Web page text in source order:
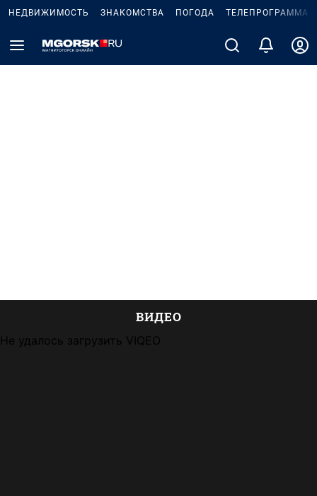
НЕДВИЖИМОСТЬ ЗНАКОМСТВА ПОГОДА ТЕЛЕПРОГРАММА
ВИДЕО
Не удалось загрузить VIQEO